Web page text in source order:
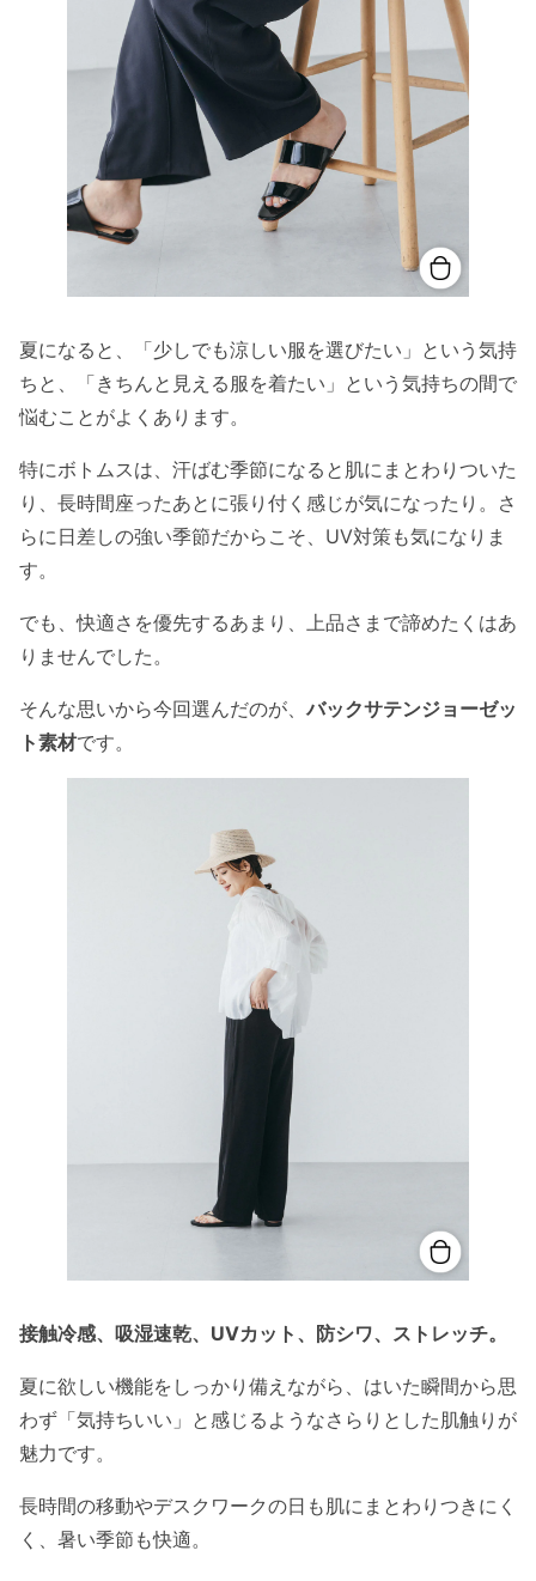
夏になると、「少しでも涼しい服を選びたい」という気持
ちと、「きちんと見える服を着たい」という気持ちの間で
悩むことがよくあります。
特にボトムスは、汗ばむ季節になると肌にまとわりついた
り、長時間座ったあとに張り付く感じが気になったり。さ
らに日差しの強い季節だからこそ、UV対策も気になりま
す。
でも、快適さを優先するあまり、上品さまで諦めたくはあ
りませんでした。
そんな思いから今回選んだのが、バックサテンジョーゼッ
ト素材です。
接触冷感、吸湿速乾、UVカット、防シワ、ストレッチ。
夏に欲しい機能をしっかり備えながら、はいた瞬間から思
わず「気持ちいい」と感じるようなさらりとした肌触りが
魅力です。
長時間の移動やデスクワークの日も肌にまとわりつきにく
く、暑い季節も快適。